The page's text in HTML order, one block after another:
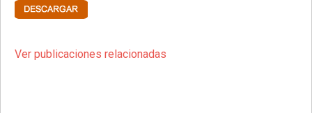
Ver publicaciones relacionadas